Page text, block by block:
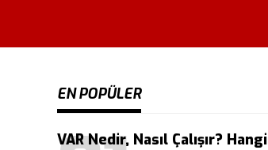
EN POPÜLER
VAR Nedir, Nasıl Çalışır? Hangi